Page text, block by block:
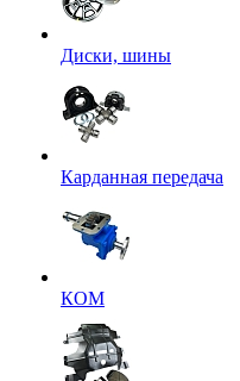
Диски, шины
Карданная передача
КОМ